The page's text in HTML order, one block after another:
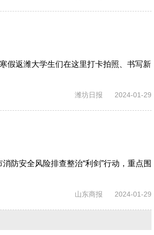
假返潍大学生们在这里打卡拍照、书写新
潍坊日报 2024-01-29
防安全风险排查整治“利剑”行动，重点围
山东商报 2024-01-29